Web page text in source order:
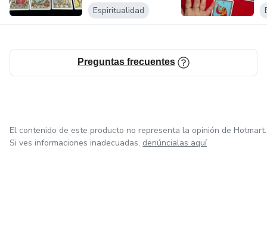
Espiritualidad
Preguntas frecuentes
El contenido de este producto no representa la opinión de Hotmart.
Si ves informaciones inadecuadas, denúncialas aquí